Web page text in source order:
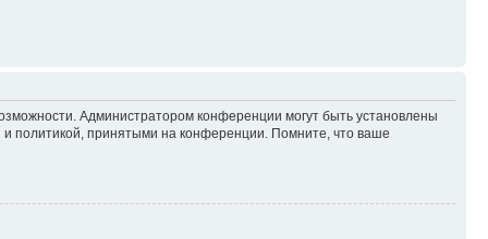
Администратором конференции могут быть установлены
и политикой, принятыми на конференции. Помните, что ваше